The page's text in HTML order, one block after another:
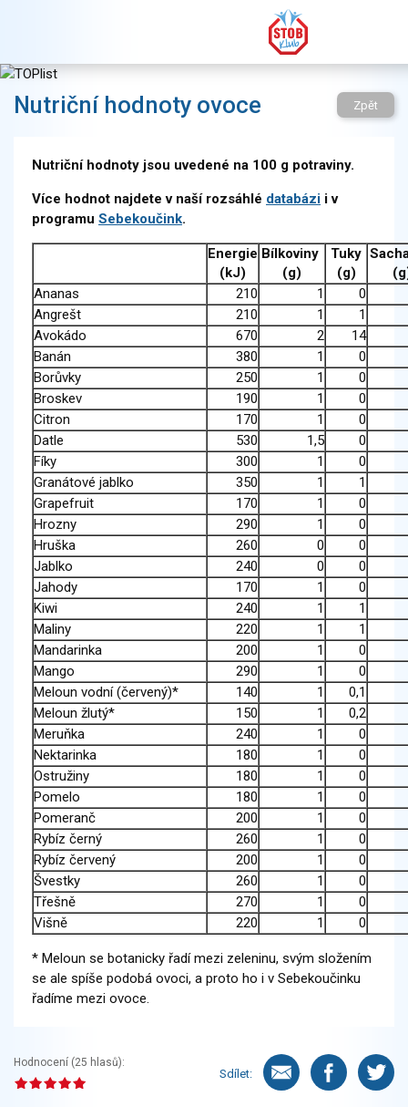
Nutriční hodnoty ovoce Zpět
Nutriční hodnoty jsou uvedené na 100 g potraviny.
Více hodnot najdete v naší rozsáhlé databázi i v
programu Sebekoučink.
Energie
(kJ)
Bílkoviny
(g)
Tuky
(g)
Ananas
210 1
0
Angrešt
210 1
1
Avokádo
670 2
14
Banán
380 1
0
Borůvky
250 1
0
Broskev
190 1
0
Citron
170 1
0
Datle
530 1,5
0
Fíky
300 1
0
Granátové jablko
350 1
1
Grapefruit
170 1
0
Hrozny
290 1
0
Hruška
260 0
0
Jablko
240 0
0
Jahody
170 1
0
Kiwi
240 1
1
Maliny
220 1
1
Mandarinka
200 1
0
Mango
290 1
0
Meloun vodní (červený)*
140 1
0,1
Meloun žlutý*
150 1
0,2
Meruňka
240 1
0
Nektarinka
180 1
0
Ostružiny
180 1
0
Pomelo
180 1
0
Pomeranč
200 1
0
Rybíz černý
260 1
0
Rybíz červený
200 1
0
Švestky
260 1
0
Třešně
270 1
0
Višně
220 1 0
* Meloun se botanicky řadí mezi zeleninu, svým složením
se ale spíše podobá ovoci, a proto ho i v Sebekoučinku
řadíme mezi ovoce.
Hodnocení (25 hlasů):
Sdílet: